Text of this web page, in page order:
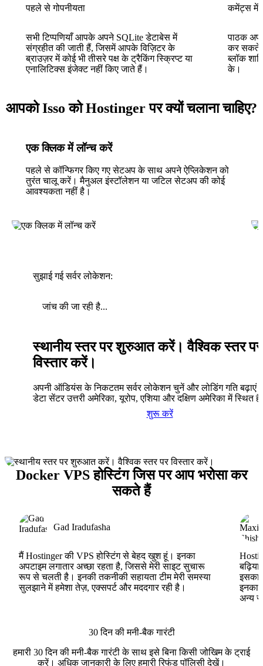
पहले से गोपनीयता
सभी टिप्पणियाँ आपके अपने SQLite डेटाबेस में
संग्रहीत की जाती हैं, जिसमें आपके विज़िटर के
ब्राउज़र में कोई भी तीसरे पक्ष के ट्रैकिंग स्क्रिप्ट या
एनालिटिक्स इंजेक्ट नहीं किए जाते हैं।
कमेंट्स में
पाठक
कर सकते
ब्लॉक
के।
आपको Isso को Hostinger पर क्यों चलाना चाहिए?
एक क्लिक में लॉन्च करें
पहले से कॉन्फिगर किए गए सेटअप के साथ अपने ऐप्लिकेशन को
तुरंत चालू करें। मैनुअल इंस्टॉलेशन या जटिल सेटअप की कोई
आवश्यकता नहीं है।
सुझाई गई सर्वर लोकेशन:
जांच की जा रही है...
स्थानीय स्तर पर शुरुआत करें। वैश्विक स्तर पर
विस्तार करें।
अपनी ऑडियंस के निकटतम सर्वर लोकेशन चुनें और लोडिंग गति बढ़ाएं।
डेटा सेंटर उत्तरी अमेरिका, यूरोप, एशिया और दक्षिण अमेरिका में स्थित
शुरू करें
Docker VPS होस्टिंग जिस पर आप भरोसा कर
सकते हैं
Gad Iradufasha
मैं Hostinger की VPS होस्टिंग से बेहद खुश हूं। इनका
अपटाइम लगातार अच्छा रहता है, जिससे मेरी साइट सुचारू
रूप से चलती है। इनकी तकनीकी सहायता टीम मेरी समस्या
सुलझाने में हमेशा तेज़, एक्सपर्ट और मददगार रही है।
इसका
इनका
अन्य
30 दिन की मनी-बैक गारंटी
हमारी 30 दिन की मनी-बैक गारंटी के साथ इसे बिना किसी जोखिम के ट्राई
करें। अधिक जानकारी के लिए हमारीरिफंड पॉलिसीदेखें।